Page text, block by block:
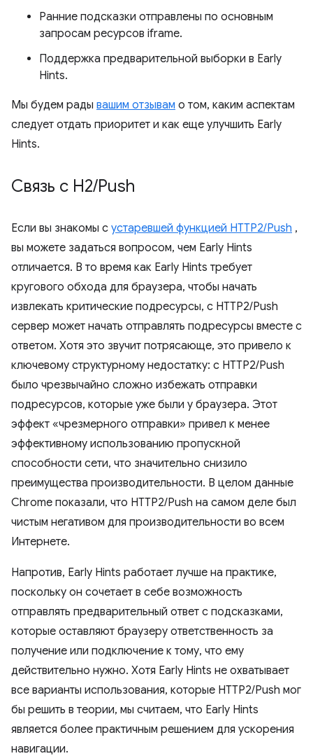
Ранние подсказки отправлены по основным
запросам ресурсов iframe.
Поддержка предварительной выборки в Early
Hints.
Мы будем рады вашим отзывам о том, каким аспектам
следует отдать приоритет и как еще улучшить Early
Hints.
Связь с H2/Push
Если вы знакомы с устаревшей функцией HTTP2/Push ,
вы можете задаться вопросом, чем Early Hints
отличается. В то время как Early Hints требует
кругового обхода для браузера, чтобы начать
извлекать критические подресурсы, с HTTP2/Push
сервер может начать отправлять подресурсы вместе с
ответом. Хотя это звучит потрясающе, это привело к
ключевому структурному недостатку: с HTTP2/Push
было чрезвычайно сложно избежать отправки
подресурсов, которые уже были у браузера. Этот
эффект «чрезмерного отправки» привел к менее
эффективному использованию пропускной
способности сети, что значительно снизило
преимущества производительности. В целом данные
Chrome показали, что HTTP2/Push на самом деле был
чистым негативом для производительности во всем
Интернете.
Напротив, Early Hints работает лучше на практике,
поскольку он сочетает в себе возможность
отправлять предварительный ответ с подсказками,
которые оставляют браузеру ответственность за
получение или подключение к тому, что ему
действительно нужно. Хотя Early Hints не охватывает
все варианты использования, которые HTTP2/Push мог
бы решить в теории, мы считаем, что Early Hints
является более практичным решением для ускорения
навигации.